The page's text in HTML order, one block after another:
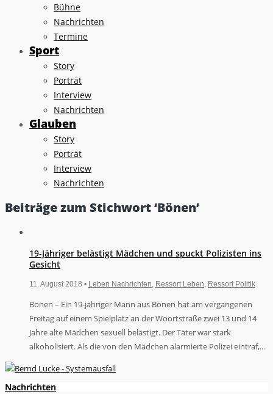
Bühne
Nachrichten
Termine
Sport
Story
Porträt
Interview
Nachrichten
Glauben
Story
Porträt
Interview
Nachrichten
Beiträge zum Stichwort ‘Bönen’
19-Jähriger belästigt Mädchen und spuckt Polizisten ins
Gesicht
11. August 2018 • Leben Nachrichten Ressort Leben Ressort Politik
Bönen – Ein 19-jähriger Mann aus Bönen hat am vergangenen
Freitag auf einem Spielplatz an der Woortstraße zwei 13 und 14
Jahre alte Mädchen sexuell belästigt. Der Täter war stark
alkoholisiert. Als die von den Mädchen alarmierte Polizei eintraf,...
Nachrichten